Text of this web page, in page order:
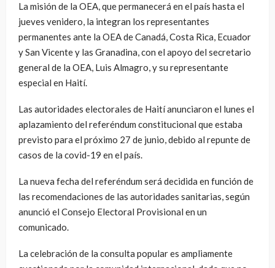
La misión de la OEA, que permanecerá en el país hasta el
jueves venidero, la integran los representantes
permanentes ante la OEA de Canadá, Costa Rica, Ecuador
y San Vicente y las Granadina, con el apoyo del secretario
general de la OEA, Luis Almagro, y su representante
especial en Haití.
Las autoridades electorales de Haití anunciaron el lunes el
aplazamiento del referéndum constitucional que estaba
previsto para el próximo 27 de junio, debido al repunte de
casos de la covid-19 en el país.
La nueva fecha del referéndum será decidida en función de
las recomendaciones de las autoridades sanitarias, según
anunció el Consejo Electoral Provisional en un
comunicado.
La celebración de la consulta popular es ampliamente